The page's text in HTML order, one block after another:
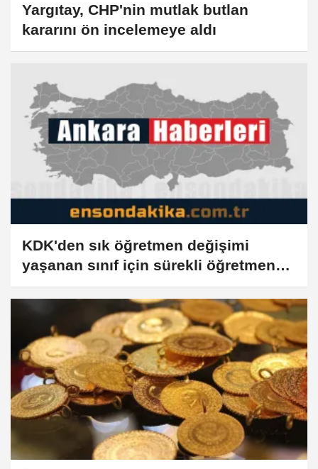
Yargıtay, CHP'nin mutlak butlan
kararını ön incelemeye aldı
KDK'den sık öğretmen değişimi
yaşanan sınıf için sürekli öğretmen
görevlendirilsin kararı